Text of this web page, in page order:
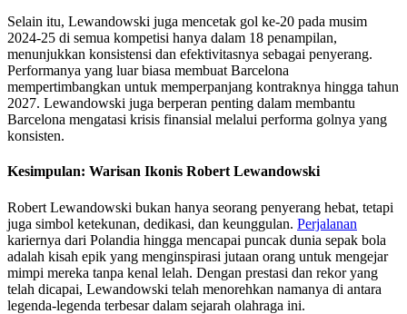
Selain itu, Lewandowski juga mencetak gol ke-20 pada musim
2024-25 di semua kompetisi hanya dalam 18 penampilan,
menunjukkan konsistensi dan efektivitasnya sebagai penyerang.
Performanya yang luar biasa membuat Barcelona
mempertimbangkan untuk memperpanjang kontraknya hingga tahun
2027. Lewandowski juga berperan penting dalam membantu
Barcelona mengatasi krisis finansial melalui performa golnya yang
konsisten.
Kesimpulan: Warisan Ikonis Robert Lewandowski
Robert Lewandowski bukan hanya seorang penyerang hebat, tetapi
juga simbol ketekunan, dedikasi, dan keunggulan. Perjalanan
kariernya dari Polandia hingga mencapai puncak dunia sepak bola
adalah kisah epik yang menginspirasi jutaan orang untuk mengejar
mimpi mereka tanpa kenal lelah. Dengan prestasi dan rekor yang
telah dicapai, Lewandowski telah menorehkan namanya di antara
legenda-legenda terbesar dalam sejarah olahraga ini.